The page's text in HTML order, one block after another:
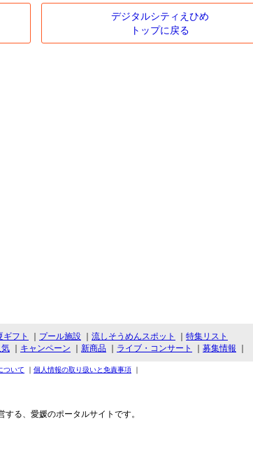
デジタルシティえひめ
トップに戻る
ギフト プール施設 流しそうめんスポット
特集リスト
キャンペーン 新商品 ライブ・コンサート 募集情報
ついて ｜ 個人情報の取り扱いと免責事項 ｜
する、愛媛のポータルサイトです。